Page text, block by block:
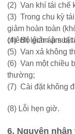
(2) Van khí tái chế
(3) Trong chu kỳ
giảm hoàn toàn
chênh lệch áp suất
(4)Bộ giảm âm bị
(5) Van xả không
(6) Van một chiều
thường;
(7) Cài đặt không
(8) Lỗi hẹn giờ.
6. Nguyên